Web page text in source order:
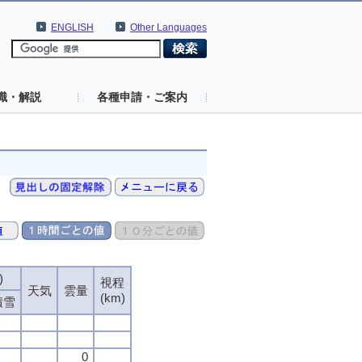
Other Languages
ENGLISH
・解説 各種申請・ご案内
天気
雲量
視程
(km)
雪
0
天気
雲量
視程
(km)
雪
0
天気
雲量
視程
(km)
雪
0
天気
雲量
視程
(km)
雪
0